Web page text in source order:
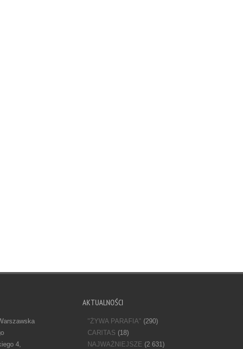
4,
AKTUALNOŚCI
"ŻYWA PARAFIA" (290)
CARITAS (18)
NAJWAŻNIEJSZE (2 631)